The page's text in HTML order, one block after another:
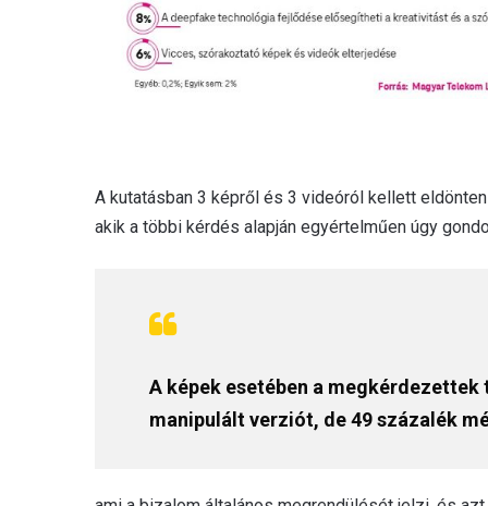
A kutatásban 3 képről és 3 videóról kellett
akik a többi kérdés alapján egyértelműen úgy
A képek esetében a
manipulált verziót, de 49 százalék